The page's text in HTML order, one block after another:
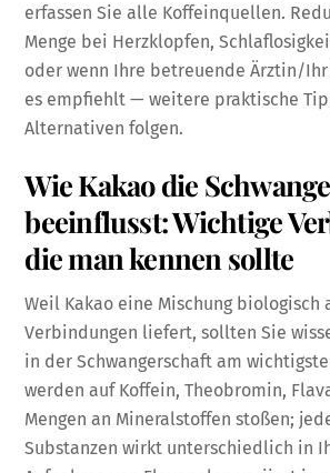
erfassen Sie alle Koffeinquellen.
Menge bei Herzklopfen,
oder wenn Ihre betreuende Ärztin/
es empfiehlt — weitere praktische
Alternativen folgen.
Wie Kakao die
beeinflusst: Wichtige
die man kennen sollte
Weil Kakao eine Mischung biologisch
Verbindungen liefert, sollten Sie
in der Schwangerschaft am
werden auf Koffein, Theobromin,
Mengen an Mineralstoffen stoßen;
Substanzen wirkt unterschiedlich in